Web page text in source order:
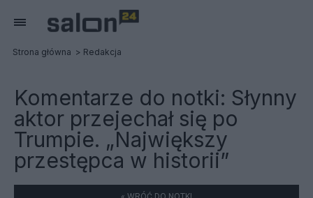
Strona główna Redakcja
Komentarze do notki: Słynny
aktor przejechał się po
Trumpie. „Największy
przestępca w historii”